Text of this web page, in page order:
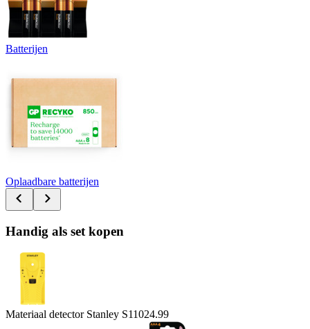
Batterijen
Oplaadbare batterijen
Handig als set kopen
Materiaal detector Stanley S11024.99